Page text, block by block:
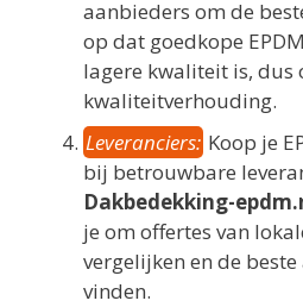
aanbieders om de
op dat goedkope
lagere kwaliteit is, dus
kwaliteitverhouding.
Leveranciers: Koop je
bij betrouwbare
Dakbedekking-
je om offertes van
vergelijken en de
vinden.